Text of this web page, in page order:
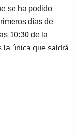
se ha podido
días de
10:30 de la
la única que saldrá